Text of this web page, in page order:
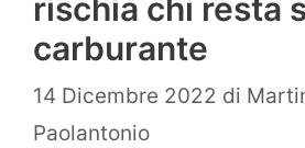
rischia chi resta
carburante
14 Dicembre 2022 di
Paolantonio